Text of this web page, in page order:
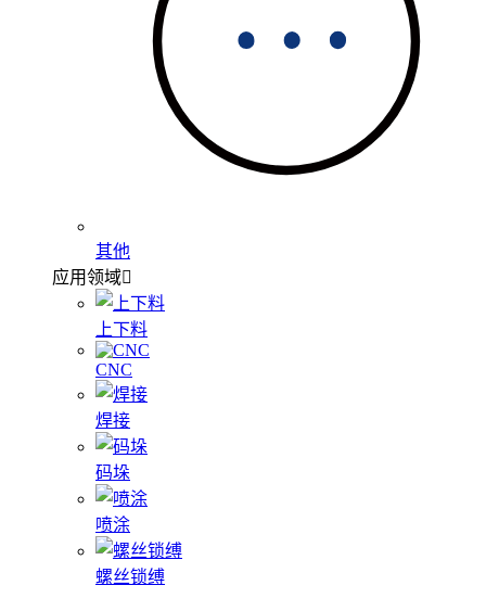
其他
应用领域
上下料
CNC
焊接
码垛
喷涂
螺丝锁缚